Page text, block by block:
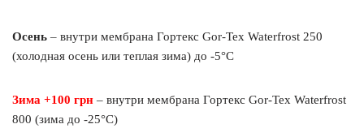
Осень – внутри мембрана Гортекс Gor-Tex Waterfrost 250
(холодная осень или теплая зима) до -5°C
Зима +100 грн – внутри мембрана Гортекс Gor-Tex Waterfrost
800 (зима до -25°C)